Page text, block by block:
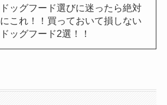
ドッグフード選びに迷ったら絶対
にこれ！！買っておいて損しない
ドッグフード2選！！